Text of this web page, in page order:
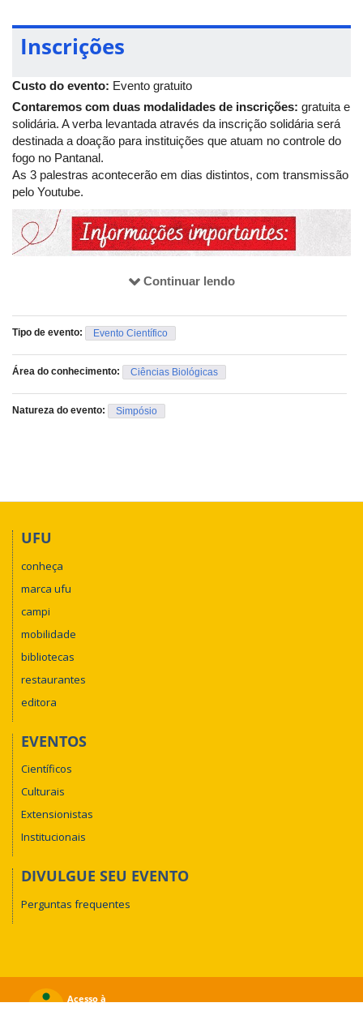
Inscrições
Custo do evento: Evento gratuito
Contaremos com duas modalidades de inscrições: gratuita e
solidária. A verba levantada através da inscrição solidária será
destinada a doação para instituições que atuam no controle do
fogo no Pantanal.
As 3 palestras acontecerão em dias distintos, com transmissão
pelo Youtube.
Continuar lendo
Tipo de evento: Evento Científico
Área do conhecimento: Ciências Biológicas
Natureza do evento: Simpósio
UFU
conheça
marca ufu
campi
mobilidade
bibliotecas
restaurantes
editora
EVENTOS
Científicos
Culturais
Extensionistas
Institucionais
DIVULGUE SEU EVENTO
Perguntas frequentes